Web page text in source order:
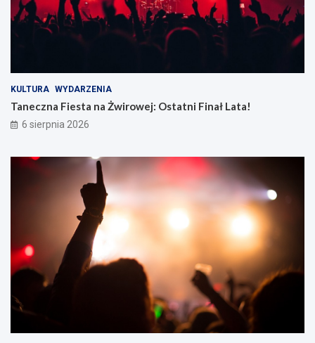
KULTURA WYDARZENIA
Taneczna Fiesta na Żwirowej: Ostatni Finał Lata!
6 sierpnia 2026